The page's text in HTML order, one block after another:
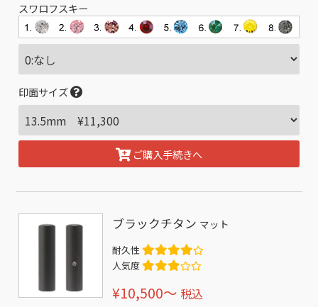
スワロフスキー
印面サイズ
ご購入手続きへ
ブラックチタン マット
耐久性
人気度
¥10,500〜 税込